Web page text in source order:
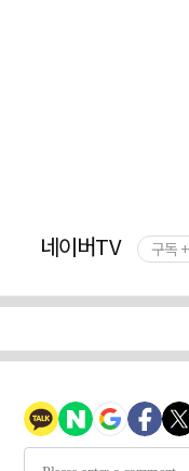
네이버TV 구독 +